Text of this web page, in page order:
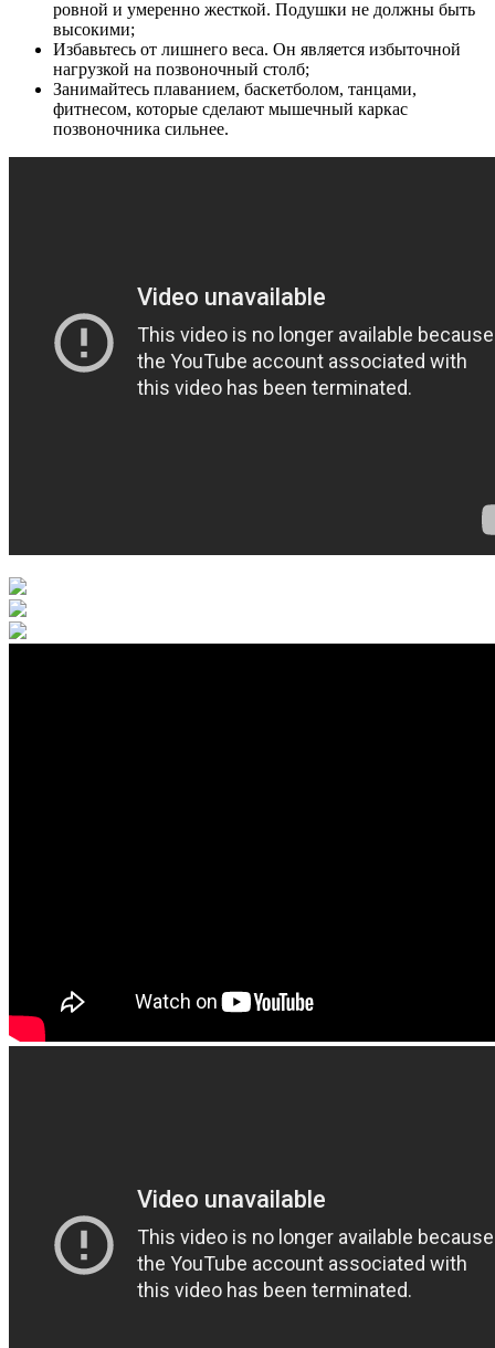
ровной и умеренно жесткой. Подушки не должны быть
высокими;
Избавьтесь от лишнего веса. Он является избыточной
нагрузкой на позвоночный столб;
Занимайтесь плаванием, баскетболом, танцами,
фитнесом, которые сделают мышечный каркас
позвоночника сильнее.